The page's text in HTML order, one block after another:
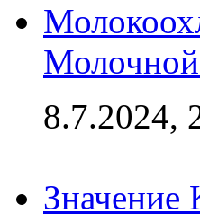
8.7.2024,
Значение